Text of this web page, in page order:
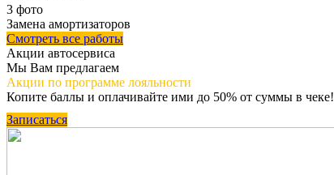
3 фото
Замена амортизаторов
Смотреть все работы
Акции автосервиса
Мы Вам предлагаем
Акции по программе лояльности
Копите баллы и оплачивайте ими до 50% от суммы в чеке!
Записаться